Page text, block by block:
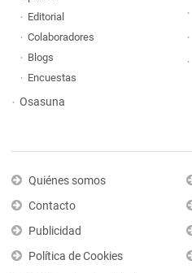
Editorial
Colaboradores
Blogs
Encuestas
Osasuna
Quiénes somos
Contacto
Publicidad
Política de Cookies